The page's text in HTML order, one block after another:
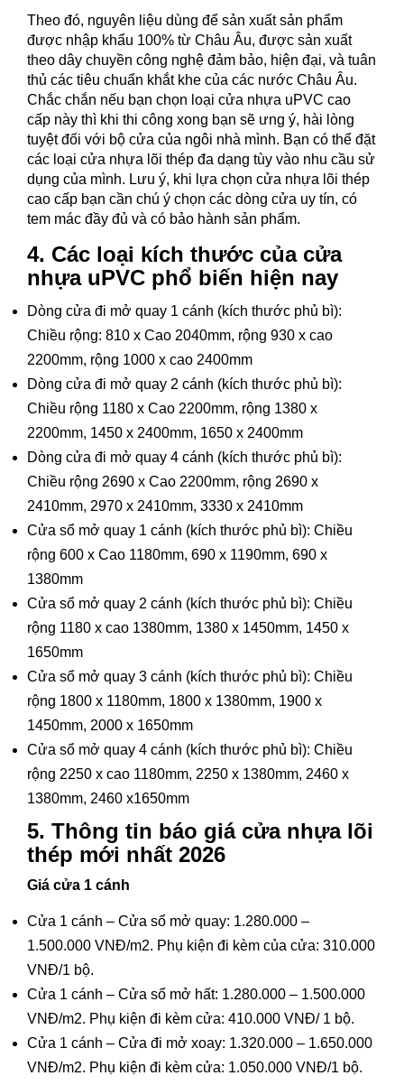
Theo đó, nguyên liệu dùng để sản xuất sản phẩm
được nhập khẩu 100% từ Châu Âu, được sản xuất
theo dây chuyền công nghệ đảm bảo, hiện đại, và tuân
thủ các tiêu chuẩn khắt khe của các nước Châu Âu.
Chắc chắn nếu bạn chọn loại cửa nhựa uPVC cao
cấp này thì khi thi công xong bạn sẽ ưng ý, hài lòng
tuyệt đối với bộ cửa của ngôi nhà mình. Bạn có thể đặt
các loại cửa nhựa lõi thép đa dạng tùy vào nhu cầu sử
dụng của mình. Lưu ý, khi lựa chọn cửa nhựa lõi thép
cao cấp bạn cần chú ý chọn các dòng cửa uy tín, có
tem mác đầy đủ và có bảo hành sản phẩm.
4. Các loại kích thước của cửa
nhựa uPVC phổ biến hiện nay
Dòng cửa đi mở quay 1 cánh (kích thước phủ bì):
Chiều rộng: 810 x Cao 2040mm, rộng 930 x cao
2200mm, rộng 1000 x cao 2400mm
Dòng cửa đi mở quay 2 cánh (kích thước phủ bì):
Chiều rộng 1180 x Cao 2200mm, rộng 1380 x
2200mm, 1450 x 2400mm, 1650 x 2400mm
Dòng cửa đi mở quay 4 cánh (kích thước phủ bì):
Chiều rộng 2690 x Cao 2200mm, rộng 2690 x
2410mm, 2970 x 2410mm, 3330 x 2410mm
Cửa sổ mở quay 1 cánh (kích thước phủ bì): Chiều
rộng 600 x Cao 1180mm, 690 x 1190mm, 690 x
1380mm
Cửa sổ mở quay 2 cánh (kích thước phủ bì): Chiều
rộng 1180 x cao 1380mm, 1380 x 1450mm, 1450 x
1650mm
Cửa sổ mở quay 3 cánh (kích thước phủ bì): Chiều
rộng 1800 x 1180mm, 1800 x 1380mm, 1900 x
1450mm, 2000 x 1650mm
Cửa sổ mở quay 4 cánh (kích thước phủ bì): Chiều
rộng 2250 x cao 1180mm, 2250 x 1380mm, 2460 x
1380mm, 2460 x1650mm
5. Thông tin báo giá cửa nhựa lõi
thép mới nhất 2026
Giá cửa 1 cánh
Cửa 1 cánh – Cửa sổ mở quay: 1.280.000 –
1.500.000 VNĐ/m2. Phụ kiện đi kèm của cửa: 310.000
VNĐ/1 bộ.
Cửa 1 cánh – Cửa sổ mở hất: 1.280.000 – 1.500.000
VNĐ/m2. Phụ kiện đi kèm cửa: 410.000 VNĐ/ 1 bộ.
Cửa 1 cánh – Cửa đi mở xoay: 1.320.000 – 1.650.000
VNĐ/m2. Phụ kiện đi kèm cửa: 1.050.000 VNĐ/1 bộ.